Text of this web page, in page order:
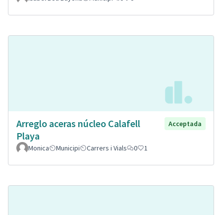
Arreglo aceras núcleo Calafell
Playa
Acceptada
Monica Municipi Carrers i Vials 0 1